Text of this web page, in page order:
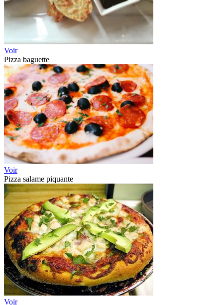
Voir
Pizza baguette
Voir
Pizza salame piquante
Voir